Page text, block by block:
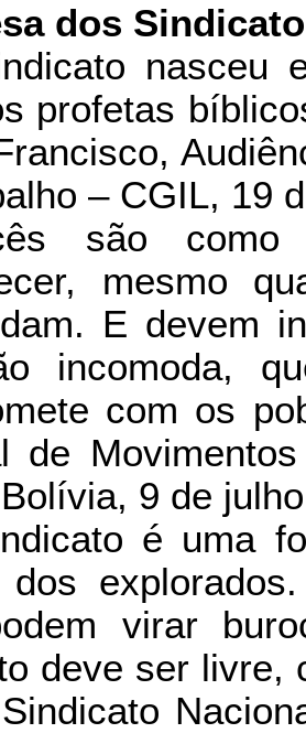
dos
nasceu
profetas
– CGIL, 19
são como
mesmo
E devem
incomoda,
com os
de
9 de
é uma
dos
virar
deve ser livre,